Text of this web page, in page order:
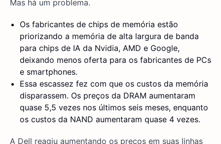
Mas há um problema.
Os fabricantes de chips de memória estão
priorizando a memória de alta largura de banda
para chips de IA da Nvidia, AMD e Google,
deixando menos oferta para os fabricantes de PCs
e smartphones.
Essa escassez fez com que os custos da memória
disparassem. Os preços da DRAM aumentaram
quase 5,5 vezes nos últimos seis meses, enquanto
os custos da NAND aumentaram quase 4 vezes.
A Dell reagiu aumentando os preços em suas linhas